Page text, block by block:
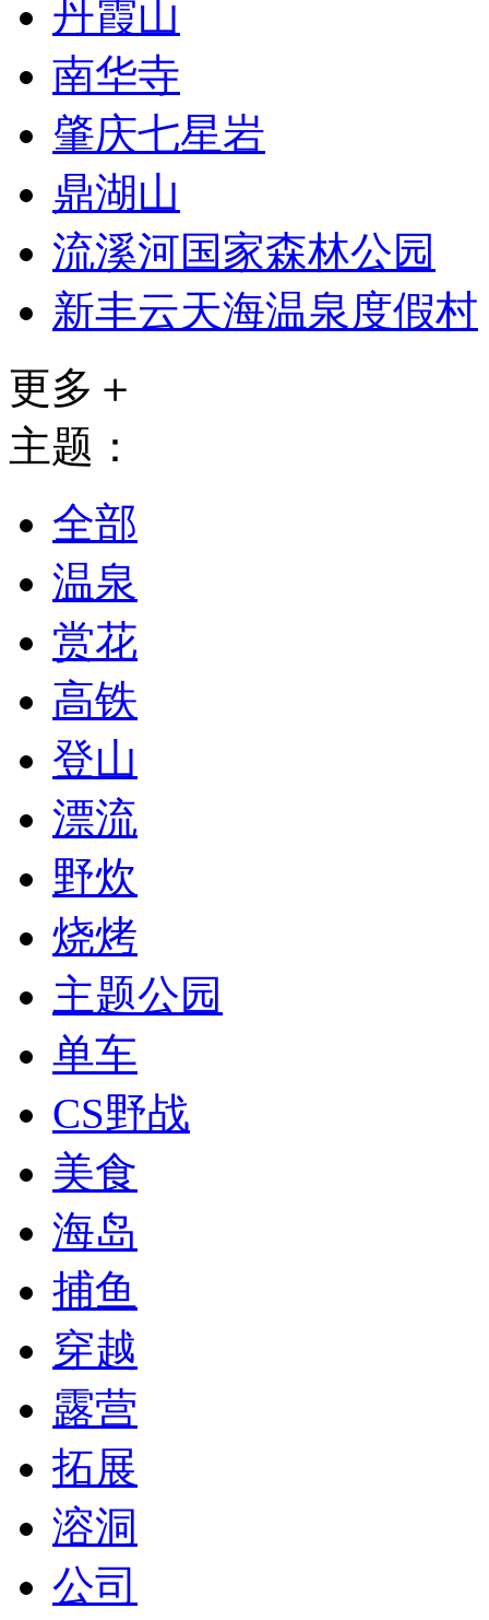
丹霞山
南华寺
肇庆七星岩
鼎湖山
流溪河国家森林公园
新丰云天海温泉度假村
更多＋
主题：
全部
温泉
赏花
高铁
登山
漂流
野炊
烧烤
主题公园
单车
CS野战
美食
海岛
捕鱼
穿越
露营
拓展
溶洞
公司